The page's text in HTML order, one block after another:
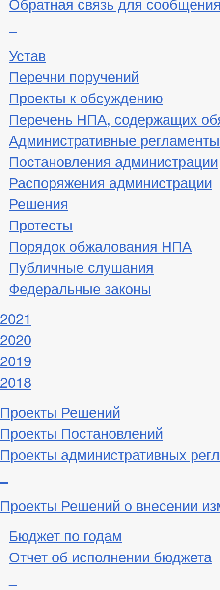
Устав
Перечни поручений
Проекты к обсуждению
Перечень НПА, содержащих
Административные регламенты
Постановления администрации
Распоряжения администрации
Решения
Протесты
Порядок обжалования НПА
Публичные слушания
Федеральные законы
2021
2020
2019
2018
Проекты Решений
Проекты Постановлений
Проекты административных
Проекты Решений о внесении
Бюджет по годам
Отчет об исполнении бюджета